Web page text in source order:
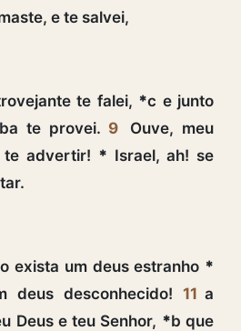
e te salvei,
te falei, *c e junto
te provei. 9
Ouve, meu
te advertir! * Israel, ah! se
exista um deus estranho *
deus desconhecido! 11 a
Deus e teu Senhor, *b que